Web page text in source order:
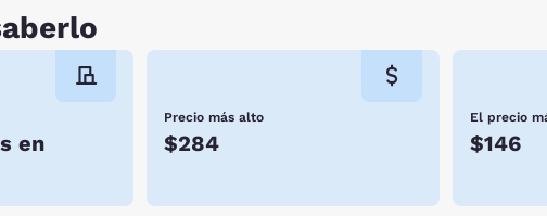
en
Precio más alto
$284
El precio
$146